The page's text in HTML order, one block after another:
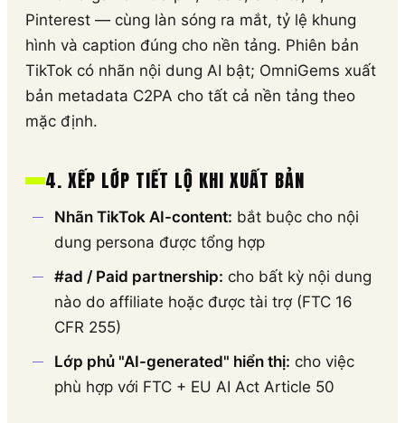
Pinterest — cùng làn sóng ra mắt, tỷ lệ khung
hình và caption đúng cho nền tảng. Phiên bản
TikTok có nhãn nội dung AI bật; OmniGems xuất
bản metadata C2PA cho tất cả nền tảng theo
mặc định.
4. XẾP LỚP TIẾT LỘ KHI XUẤT BẢN
Nhãn TikTok AI-content: bắt buộc cho nội
dung persona được tổng hợp
#ad / Paid partnership: cho bất kỳ nội dung
nào do affiliate hoặc được tài trợ (FTC 16
CFR 255)
Lớp phủ "AI-generated" hiển thị: cho việc
phù hợp với FTC + EU AI Act Article 50